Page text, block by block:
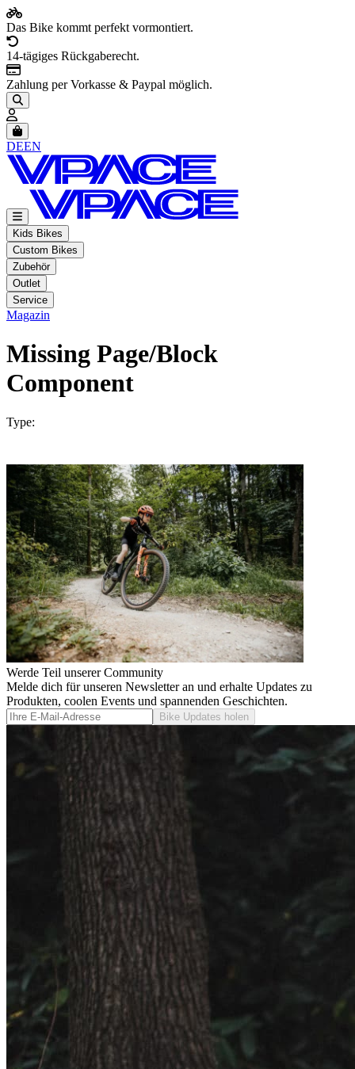
Das Bike kommt perfekt vormontiert.
14-tägiges Rückgaberecht.
Zahlung per Vorkasse & Paypal möglich.
Artikel im Warenkorb, Warenkorb anzeigen
DEEN
Kids Bikes
Custom Bikes
Zubehör
Outlet
Service
Magazin
Missing Page/Block
Component
Type:
Werde Teil unserer Community
Melde dich für unseren Newsletter an und erhalte Updates zu
Produkten, coolen Events und spannenden Geschichten.
Bike Updates holen